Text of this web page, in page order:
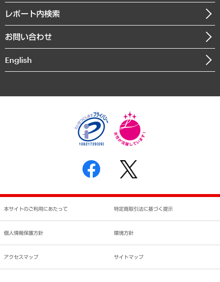
まちづくり・観光・交通・スポーツ・スマートシティ
自然資源・農林水産業・食料システム
沿革
組織図・本部部室紹介
インドネシア現地法人
個人情報保護方針
反社会的勢力に対する基本方針
書面による個人情報の開示等の請求の手続きについて
レポート内検索
お問い合わせ
English
本サイトのご利用にあたって 特定商取引法に基づく提示
個人情報保護方針 環境方針
アクセスマップ サイトマップ